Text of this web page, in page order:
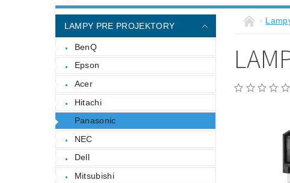
LAMPY PRE PROJEKTORY
BenQ
Epson
Acer
Hitachi
Panasonic
NEC
Dell
Mitsubishi